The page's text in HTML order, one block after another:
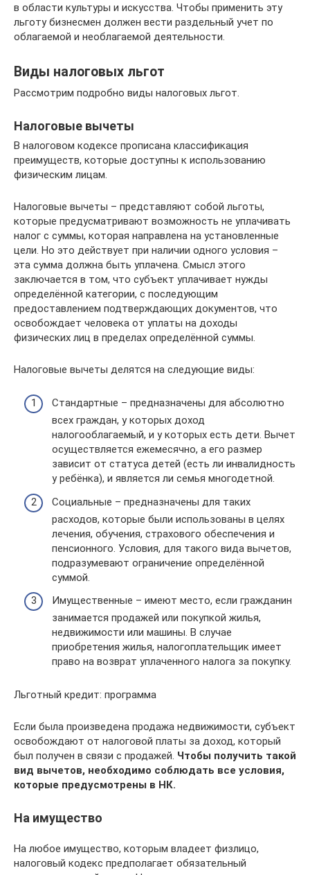
в области культуры и искусства. Чтобы применить эту
льготу бизнесмен должен вести раздельный учет по
облагаемой и необлагаемой деятельности.
Виды налоговых льгот
Рассмотрим подробно виды налоговых льгот.
Налоговые вычеты
В налоговом кодексе прописана классификация
преимуществ, которые доступны к использованию
физическим лицам.
Налоговые вычеты – представляют собой льготы,
которые предусматривают возможность не уплачивать
налог с суммы, которая направлена на установленные
цели. Но это действует при наличии одного условия –
эта сумма должна быть уплачена. Смысл этого
заключается в том, что субъект уплачивает нужды
определённой категории, с последующим
предоставлением подтверждающих документов, что
освобождает человека от уплаты на доходы
физических лиц в пределах определённой суммы.
Налоговые вычеты делятся на следующие виды:
Стандартные – предназначены для абсолютно
всех граждан, у которых доход
налогооблагаемый, и у которых есть дети. Вычет
осуществляется ежемесячно, а его размер
зависит от статуса детей (есть ли инвалидность
у ребёнка), и является ли семья многодетной.
Социальные – предназначены для таких
расходов, которые были использованы в целях
лечения, обучения, страхового обеспечения и
пенсионного. Условия, для такого вида вычетов,
подразумевают ограничение определённой
суммой.
Имущественные – имеют место, если гражданин
занимается продажей или покупкой жилья,
недвижимости или машины. В случае
приобретения жилья, налогоплательщик имеет
право на возврат уплаченного налога за покупку.
Льготный кредит: программа
Если была произведена продажа недвижимости, субъект
освобождают от налоговой платы за доход, который
был получен в связи с продажей. Чтобы получить такой
вид вычетов, необходимо соблюдать все условия,
которые предусмотрены в НК.
На имущество
На любое имущество, которым владеет физлицо,
налоговый кодекс предполагает обязательный